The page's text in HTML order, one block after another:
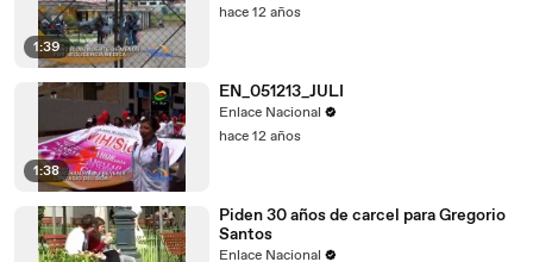
1:39
hace 12 años
1:38
EN_051213_JULI
Enlace Nacional
hace 12 años
Piden 30 años de carcel para Gregorio
Santos
Enlace Nacional